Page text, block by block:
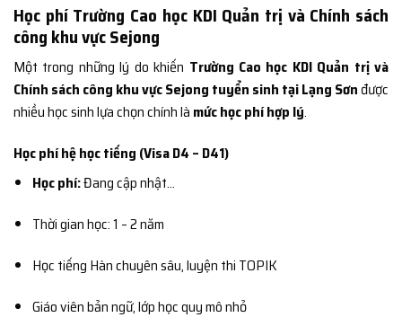
Học phí Trường Cao học KDI Quản trị và Chính sách
công khu vực Sejong
Một trong những lý do khiến Trường Cao học KDI Quản trị và
Chính sách công khu vực Sejong tuyển sinh tại Lạng Sơnđược
nhiều học sinh lựa chọn chính là mức học phí hợp lý.
Học phí hệ học tiếng (Visa D4 – D41)
Học phí:Đang cập nhật…
Thời gian học: 1 – 2 năm
Học tiếng Hàn chuyên sâu, luyện thi TOPIK
Giáo viên bản ngữ, lớp học quy mô nhỏ